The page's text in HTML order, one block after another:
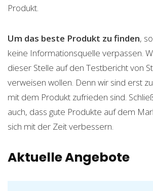
Produkt.
Um das beste Produkt zu finden,
keine Informationsquelle verpassen.
dieser Stelle auf den Testbericht von
verweisen wollen. Denn wir sind erst
mit dem Produkt zufrieden sind.
auch, dass gute Produkte auf dem
sich mit der Zeit verbessern.
Aktuelle Angebote